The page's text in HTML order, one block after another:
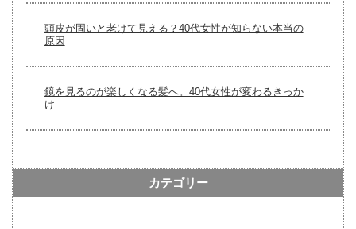
頭皮が固いと老けて見える？40代女性が知らない本当の
原因
鏡を見るのが楽しくなる髪へ。40代女性が変わるきっか
け
カテゴリー